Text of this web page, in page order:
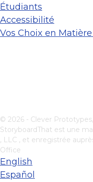
Étudiants
Accessibilité
Vos Choix en
© 2026 - Clever
StoryboardThat est une
, LLC , et enregistrée
Office
English
Español